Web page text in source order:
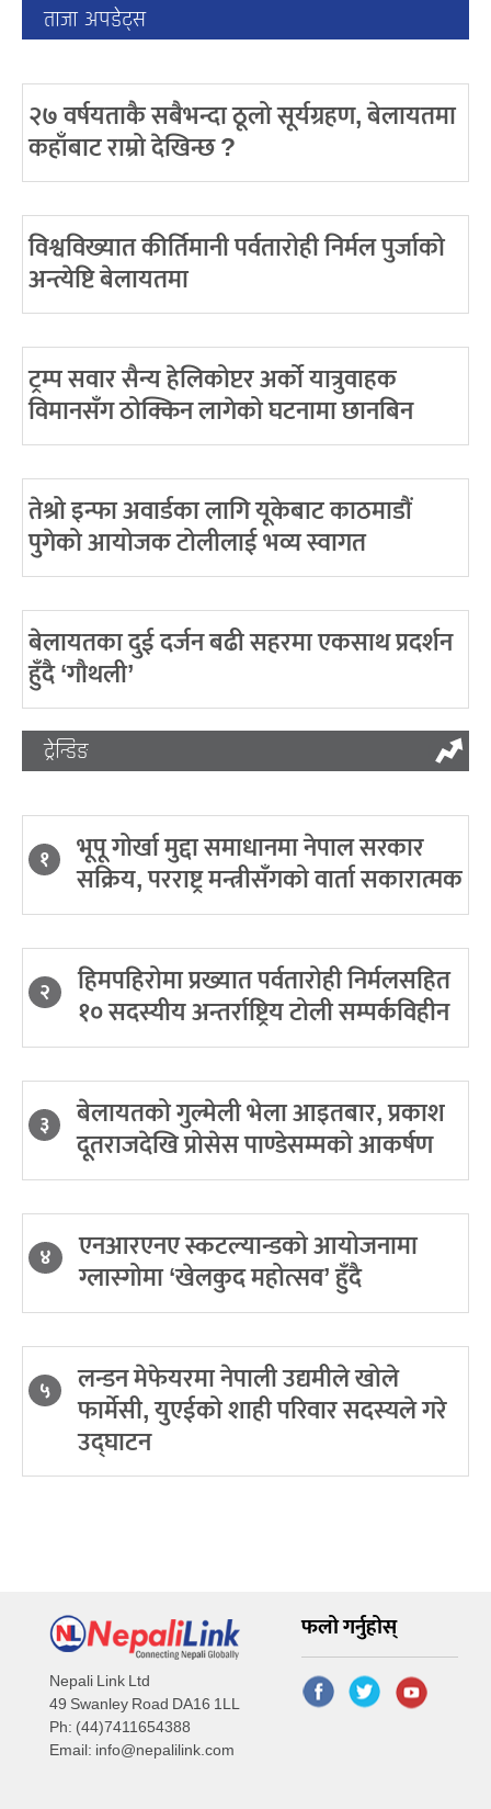
ताजा अपडेट्स
२७ वर्षयताकै सबैभन्दा ठूलो सूर्यग्रहण, बेलायतमा
कहाँबाट राम्रो देखिन्छ ?
विश्वविख्यात कीर्तिमानी पर्वतारोही निर्मल पुर्जाको
अन्त्येष्टि बेलायतमा
ट्रम्प सवार सैन्य हेलिकोप्टर अर्को यात्रुवाहक
विमानसँग ठोक्किन लागेको घटनामा छानबिन
तेश्रो इन्फा अवार्डका लागि यूकेबाट काठमाडौं
पुगेको आयोजक टोलीलाई भव्य स्वागत
बेलायतका दुई दर्जन बढी सहरमा एकसाथ प्रदर्शन
हुँदै ‘गौथली’
ट्रेन्डिङ
१ भूपू गोर्खा मुद्दा समाधानमा नेपाल सरकार
सक्रिय, परराष्ट्र मन्त्रीसँगको वार्ता सकारात्मक
२ हिमपहिरोमा प्रख्यात पर्वतारोही निर्मलसहित
१० सदस्यीय अन्तर्राष्ट्रिय टोली सम्पर्कविहीन
३ बेलायतको गुल्मेली भेला आइतबार, प्रकाश
दूतराजदेखि प्रोसेस पाण्डेसम्मको आकर्षण
४ एनआरएनए स्कटल्यान्डको आयोजनामा
ग्लास्गोमा ‘खेलकुद महोत्सव’ हुँदै
५ लन्डन मेफेयरमा नेपाली उद्यमीले खोले
फार्मेसी, युएईको शाही परिवार सदस्यले गरे
उद्घाटन
Nepali Link Ltd
49 Swanley Road DA16 1LL
Ph: (44)7411654388
Email: info@nepalilink.com
फलो गर्नुहोस्